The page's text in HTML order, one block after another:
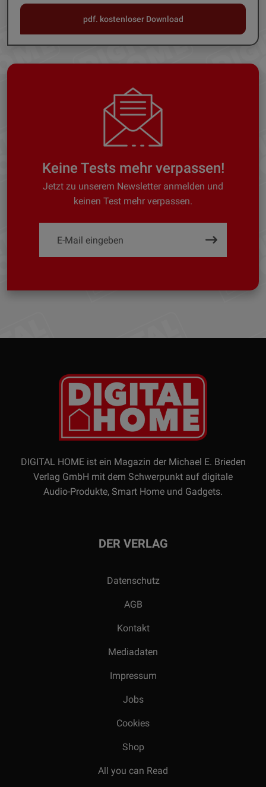
pdf. kostenloser Download
Keine Tests mehr verpassen!
Jetzt zu unserem Newsletter anmelden und
keinen Test mehr verpassen.
DIGITAL HOME ist ein Magazin der Michael E. Brieden
Verlag GmbH mit dem Schwerpunkt auf digitale
Audio-Produkte, Smart Home und Gadgets.
DER VERLAG
Datenschutz
AGB
Kontakt
Mediadaten
Impressum
Jobs
Cookies
Shop
All you can Read